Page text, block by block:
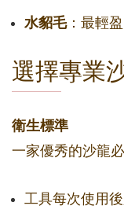
水貂毛：最輕
選擇專業
衛生標準
一家優秀的沙龍
工具每次使用